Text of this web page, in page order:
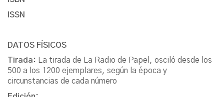
ISSN
DATOS FÍSICOS
Tirada: La tirada de La Radio de Papel, osciló desde los
500 a los 1200 ejemplares, según la época y
circunstancias de cada número